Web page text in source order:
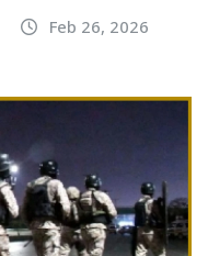
Feb 26, 2026